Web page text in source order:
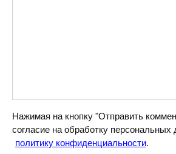
Нажимая на кнопку "Отправить
согласие на обработку
политику конфиденциальности.